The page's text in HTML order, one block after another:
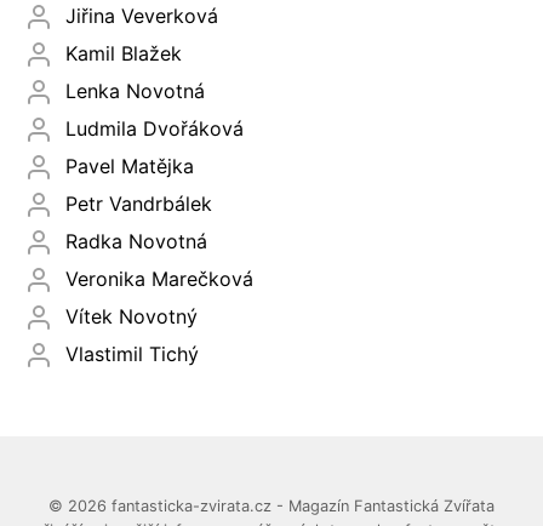
Jiřina Veverková
Kamil Blažek
Lenka Novotná
Ludmila Dvořáková
Pavel Matějka
Petr Vandrbálek
Radka Novotná
Veronika Marečková
Vítek Novotný
Vlastimil Tichý
© 2026 fantasticka-zvirata.cz - Magazín Fantastická Zvířata